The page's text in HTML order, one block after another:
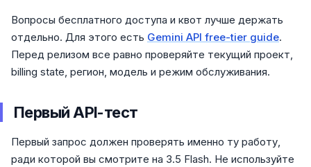
Вопросы бесплатного доступа и квот лучше держать
отдельно. Для этого есть Gemini API free-tier guide.
Перед релизом все равно проверяйте текущий проект,
billing state, регион, модель и режим обслуживания.
Первый API-тест
Первый запрос должен проверять именно ту работу,
ради которой вы смотрите на 3.5 Flash. Не используйте